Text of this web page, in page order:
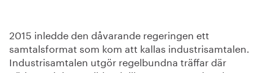
2015 inledde den dåvarande regeringen ett
samtalsformat som kom att kallas industrisamtalen.
Industrisamtalen utgör regelbundna träffar där